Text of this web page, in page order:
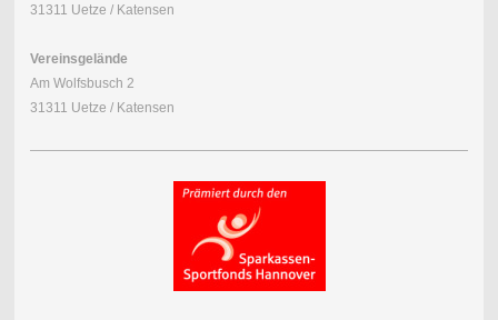
31311 Uetze / Katensen
Vereinsgelände
Am Wolfsbusch 2
31311 Uetze / Katensen